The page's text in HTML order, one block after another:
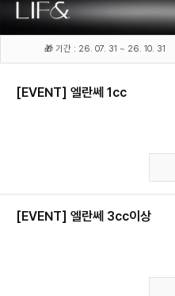
🎁 기간 : 26. 07. 31 ~ 26. 10. 31
[EVENT] 엘란쎄 1cc
[EVENT] 엘란쎄 3cc이상